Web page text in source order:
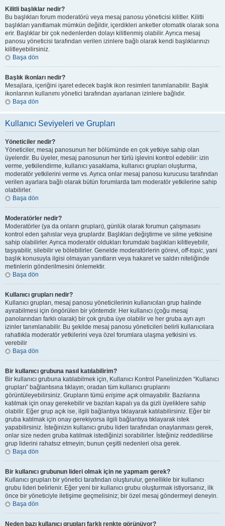
Kilitli başlıklar nedir?
Bu başlıkları forum moderatörü veya mesaj panosu yöneticisi kilitler. Kilitli
başlıkları yanıtlamak mümkün değildir, içerdikleri anketler otomatik olarak sona
erir. Başlıklar bir çok nedenlerden dolayı kilitlenmiş olabilir. Ayrıca mesaj
panosu yöneticisi tarafından verilen izinlere bağlı olarak kendi başlıklarınızı
kilitleyebilirsiniz.
Başa dön
Başlık ikonları nedir?
Mesajlara, içeriğini işaret edecek başlık ikon resimleri tanımlanabilir. Başlık
ikonlarının kullanımı yönetici tarafından ayarlanan izinlere bağlıdır.
Başa dön
Kullanıcı Seviyeleri ve Grupları
Yöneticiler nedir?
Yöneticiler, mesaj panosunun her bölümünde en çok yetkiye sahip olan
üyelerdir. Bu üyeler, mesaj panosunun her türlü işlevini kontrol edebilir: izin
verme, yetkilendirme, kullanıcı yasaklama, kullanıcı grupları oluşturma,
moderatör yetkilerini verme vs. Ayrıca onlar mesaj panosu kurucusu tarafından
verilen ayarlara bağlı olarak bütün forumlarda tam moderatör yetkilerine sahip
olabilirler.
Başa dön
Moderatörler nedir?
Moderatörler (ya da onların grupları), günlük olarak forumun çalışmasını
kontrol eden şahıslar veya gruplardır. Başlıkları değiştirme ve silme yetkisine
sahip olabilirler. Ayrıca moderatör oldukları forumdaki başlıkları kilitleyebilir,
taşıyabilir, silebilir ve bölebilirler. Genelde moderatörlerin görevi, off-topic, yani
başlık konusuyla ilgisi olmayan yanıtların veya hakaret ve saldırı niteliğinde
metinlerin gönderilmesini önlemektir.
Başa dön
Kullanıcı grupları nedir?
Kullanıcı grupları, mesaj panosu yöneticilerinin kullanıcıları grup halinde
ayırabilmesi için öngörülen bir yöntemdir. Her kullanıcı (çoğu mesaj
panolarından farklı olarak) bir çok gruba üye olabilir ve her gruba ayrı ayrı
izinler tanımlanabilir. Bu şekilde mesaj panosu yöneticileri belirli kullanıcılara
rahatlıkla moderatör yetkilerini veya özel forumlara ulaşma yetkisini vs.
verebilir
Başa dön
Bir kullanıcı grubuna nasıl katılabilirim?
Bir kullanıcı grubuna katılabilmek için, Kullanıcı Kontrol Panelinizden “Kullanıcı
grupları” bağlantısına tıklayın; oradan tüm kullanıcı gruplarını
görüntüleyebilirsiniz. Grupların tümü erişime açıkolmayabilir. Bazılarına
katılmak için onay gerekebilir ve bazıları kapalı ya da gizli üyeliklere sahip
olabilir. Eğer grup açık ise, ilgili bağlantıya tıklayarak katılabilirsiniz. Eğer bir
gruba katılmak için onay gerekiyorsa ilgili bağlantıya tıklayarak istek
yapabilirsiniz. İsteğinizin kullanıcı grubu lideri tarafından onaylanması gerek,
onlar size neden gruba katılmak istediğinizi sorabilirler. İsteğiniz reddedilirse
grup liderini rahatsız etmeyin; bunun çeşitli nedenleri olsa gerek.
Başa dön
Bir kullanıcı grubunun lideri olmak için ne yapmam gerek?
Kullanıcı grupları bir yönetici tarafından oluşturulur, genellikle bir kullanıcı
grubu lideri belirlenir. Eğer yeni bir kullanıcı grubu oluşturmak istiyorsanız, ilk
önce bir yöneticiyle iletişime geçmelisiniz; bir özel mesaj göndermeyi deneyin.
Başa dön
Neden bazı kullanıcı grupları farklı renkte görünüyor?